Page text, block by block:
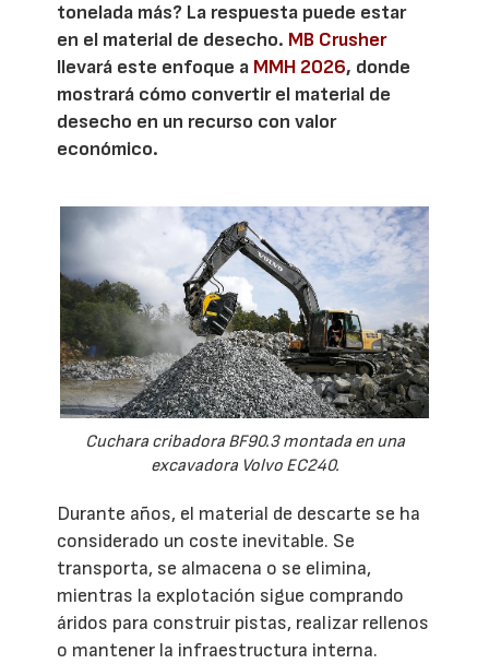
tonelada más? La respuesta puede estar
en el material de desecho. MB Crusher
llevará este enfoque a MMH 2026, donde
mostrará cómo convertir el material de
desecho en un recurso con valor
económico.
Cuchara cribadora BF90.3 montada en una
excavadora Volvo EC240.
Durante años, el material de descarte se ha
considerado un coste inevitable. Se
transporta, se almacena o se elimina,
mientras la explotación sigue comprando
áridos para construir pistas, realizar rellenos
o mantener la infraestructura interna.